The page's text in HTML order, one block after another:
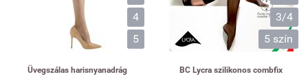
4
5
Üvegszálas harisnyanadrág
3/4
5 szín
BC Lycra szilikonos combfix